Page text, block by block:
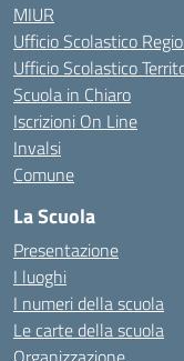
MIUR
Ufficio Scolastico
Ufficio Scolastico
Scuola in Chiaro
Iscrizioni On Line
Invalsi
Comune
La Scuola
Presentazione
I luoghi
I numeri della scuola
Le carte della scuola